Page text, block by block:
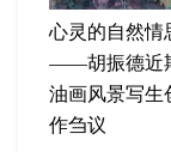
心灵的自然情
——胡振德近
油画风景写生
作刍议